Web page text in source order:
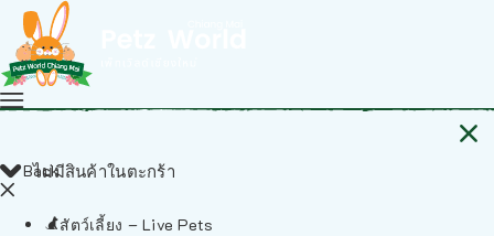
ไม่มีสินค้าในตะกร้า
Back
สัตว์เลี้ยง – Live Pets